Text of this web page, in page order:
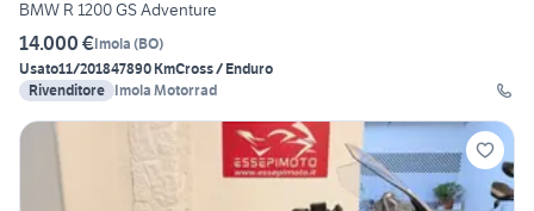
BMW R 1200 GS Adventure
14.000 €Imola (BO)
Usato11/201847890 KmCross / Enduro
Rivenditore Imola Motorrad